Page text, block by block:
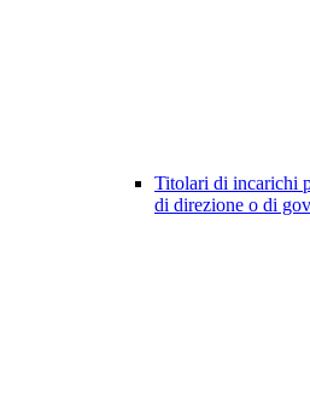
Titolari di incarichi
di direzione o di